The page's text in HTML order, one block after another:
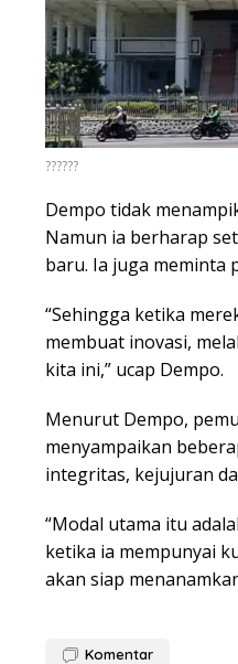
??????
Dempo tidak
Namun ia berharap
baru. Ia juga meminta
“Sehingga ketika
membuat inovasi,
kita ini,” ucap Dempo.
Menurut Dempo,
menyampaikan
integritas, kejujuran
“Modal utama itu
ketika ia mempunyai
akan siap
Komentar